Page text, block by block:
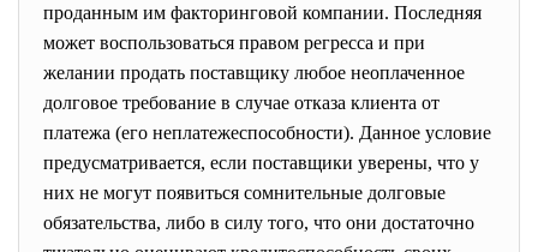
проданным им факторинговой компании. Последняя
может воспользоваться правом регресса и при
желании продать поставщику любое неоплаченное
долговое требование в случае отказа клиента от
платежа (его неплатежеспособности). Данное условие
предусматривается, если поставщики уверены, что у
них не могут появиться сомнительные долговые
обязательства, либо в силу того, что они достаточно